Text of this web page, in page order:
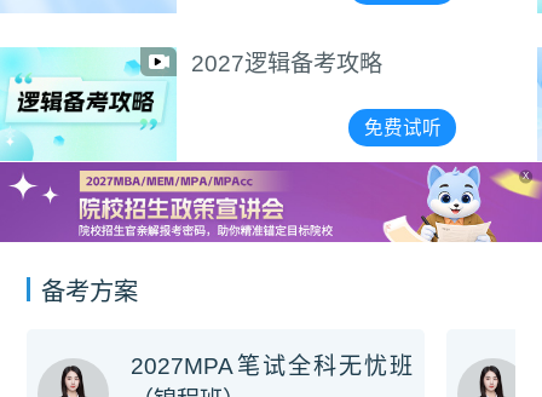
试听
2025-2027希赛
宣讲会合集
X
备考方案
2027MPA笔试全科无忧班